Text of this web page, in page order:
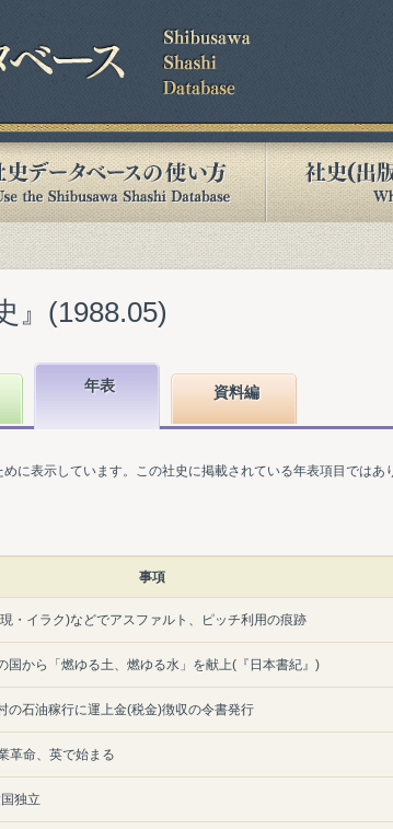
』(1988.05)
年表 資料編
に表示しています。この社史に掲載されている年表項目ではあ
事項
・イラク)などでアスファルト、ピッチ利用の痕跡
国から「燃ゆる土、燃ゆる水」を献上(『日本書紀』)
の石油稼行に運上金(税金)徴収の令書発行
革命、英で始まる
独立